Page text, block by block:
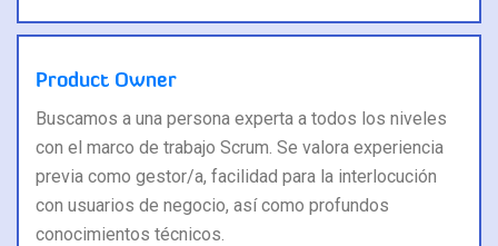
Product Owner
Buscamos a una persona experta a todos los niveles
con el marco de trabajo Scrum. Se valora experiencia
previa como gestor/a, facilidad para la interlocución
con usuarios de negocio, así como profundos
conocimientos técnicos.